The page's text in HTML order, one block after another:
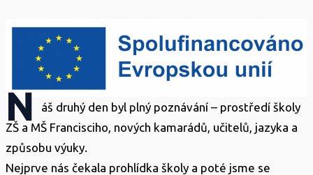
N
áš druhý den byl plný poznávání – prostředí školy
ZŠ a MŠ Francisciho, nových kamarádů, učitelů, jazyka a
způsobu výuky.
Nejprve nás čekala prohlídka školy a poté jsme se